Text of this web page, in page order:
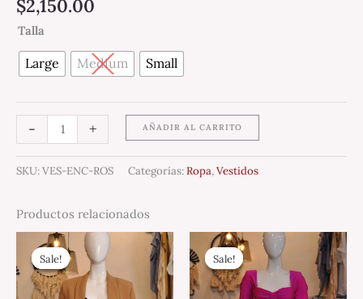
$2,150.00
Talla
Large Medium Small
- + AÑADIR AL CARRITO
SKU:VES-ENC-ROS Categorías:Ropa,Vestidos
Productos relacionados
Sale!
Sale!
Original
price
was:
$1,450.00.
Current
$899.00.
Sale!
Sale!
Original
price
was:
$2,100.00.
Current
price
$899.00.